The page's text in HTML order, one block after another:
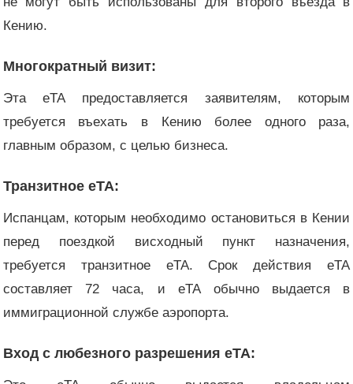
Кению.
Многократный визит:
Эта eTA предоставляется заявителям, которым
требуется въехать в Кению более одного раза,
главным образом, с целью бизнеса.
Транзитное eTA:
Испанцам, которым необходимо остановиться в Кении
перед поездкой в ​​исходный пункт назначения,
требуется транзитное eTA. Срок действия eTA
составляет 72 часа, и eTA обычно выдается в
иммиграционной службе аэропорта.
Вход с любезного разрешения eTA: